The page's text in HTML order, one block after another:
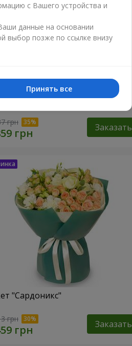
"Tarnis"
грн Заказать
"Сардоникс"
грн Заказать
с Вашего устройства и
данные на основании
выбор позже по ссылке внизу
Принять все